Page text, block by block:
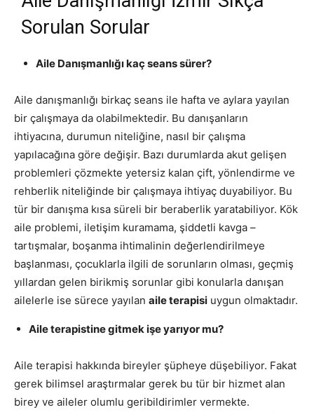
Sorulan Sorular
Aile Danışmanlığı kaç seans sürer?
Aile danışmanlığı birkaç seans ile hafta ve aylara yayılan
bir çalışmaya da olabilmektedir. Bu danışanların
ihtiyacına, durumun niteliğine, nasıl bir çalışma
yapılacağına göre değişir. Bazı durumlarda akut gelişen
problemleri çözmekte yetersiz kalan çift, yönlendirme ve
rehberlik niteliğinde bir çalışmaya ihtiyaç duyabiliyor. Bu
tür bir danışma kısa süreli bir beraberlik yaratabiliyor. Kök
aile problemi, iletişim kuramama, şiddetli kavga –
tartışmalar, boşanma ihtimalinin değerlendirilmeye
başlanması, çocuklarla ilgili de sorunların olması, geçmiş
yıllardan gelen birikmiş sorunlar gibi konularla danışan
ailelerle ise sürece yayılan aile terapisi uygun olmaktadır.
Aile terapistine gitmek işe yarıyor mu?
Aile terapisi hakkında bireyler şüpheye düşebiliyor. Fakat
gerek bilimsel araştırmalar gerek bu tür bir hizmet alan
birey ve aileler olumlu geribildirimler vermekte.